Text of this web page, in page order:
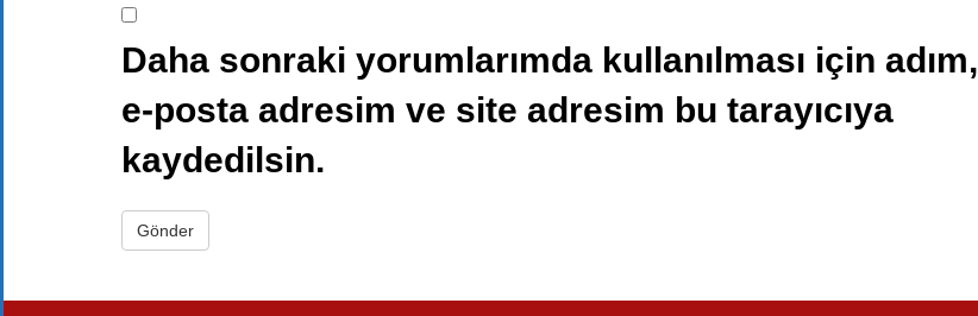
Daha sonraki yorumlarımda kullanılması için adım,
e-posta adresim ve site adresim bu tarayıcıya
kaydedilsin.